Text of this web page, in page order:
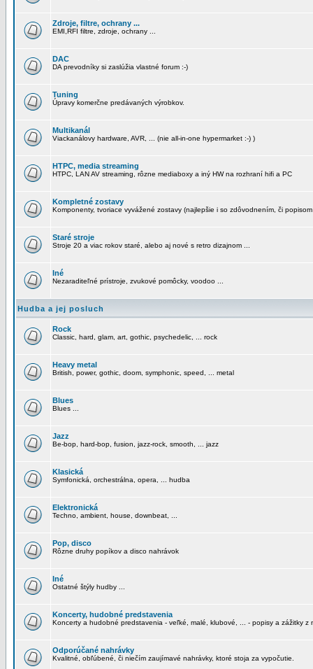
Zdroje, filtre, ochrany ...
EMI,RFI filtre, zdroje, ochrany ...
DAC
DA prevodníky si zaslúžia vlastné forum :-)
Tuning
Úpravy komerčne predávaných výrobkov.
Multikanál
Viackanálovy hardware, AVR, ... (nie all-in-one hypermarket :-) )
HTPC, media streaming
HTPC, LAN AV streaming, rôzne mediaboxy a iný HW na rozhraní hifi a PC
Kompletné zostavy
Komponenty, tvoriace vyvážené zostavy (najlepšie i so zdôvodnením, či
Staré stroje
Stroje 20 a viac rokov staré, alebo aj nové s retro dizajnom ...
Iné
Nezaraditeľné prístroje, zvukové pomôcky, voodoo ...
Hudba a jej posluch
Rock
Classic, hard, glam, art, gothic, psychedelic, ... rock
Heavy metal
British, power, gothic, doom, symphonic, speed, ... metal
Blues
Blues ...
Jazz
Be-bop, hard-bop, fusion, jazz-rock, smooth, ... jazz
Klasická
Symfonická, orchestrálna, opera, ... hudba
Elektronická
Techno, ambient, house, downbeat, ...
Pop, disco
Rôzne druhy popíkov a disco nahrávok
Iné
Ostatné štýly hudby ...
Koncerty, hudobné predstavenia
Koncerty a hudobné predstavenia - veľké, malé, klubové, ... - popisy a zážitky z
Odporúčané nahrávky
Kvalitné, obľúbené, či niečím zaujímavé nahrávky, ktoré stoja za vypočutie.